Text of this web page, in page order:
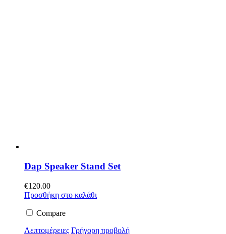
Dap Speaker Stand Set
€120.00
Προσθήκη στο καλάθι
Compare
Λεπτομέρειες Γρήγορη προβολή